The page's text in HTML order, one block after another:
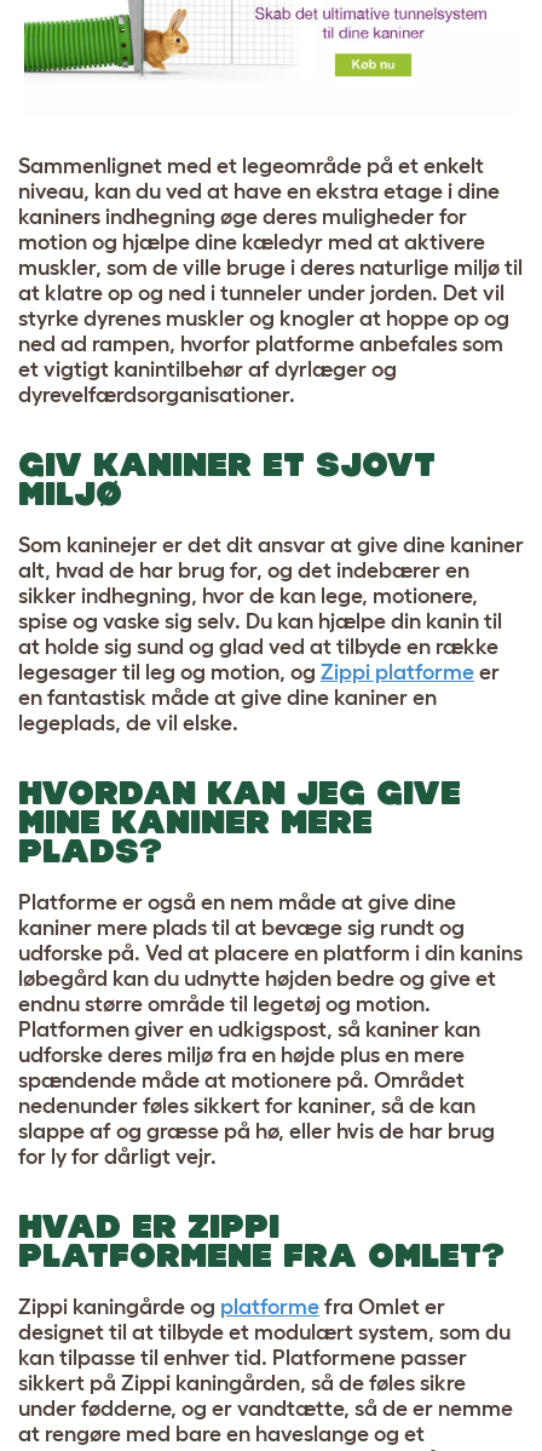
Sammenlignet med et legeområde på et enkelt
niveau, kan du ved at have en ekstra etage i dine
kaniners indhegning øge deres muligheder for
motion og hjælpe dine kæledyr med at aktivere
muskler, som de ville bruge i deres naturlige miljø til
at klatre op og ned i tunneler under jorden. Det vil
styrke dyrenes muskler og knogler at hoppe op og
ned ad rampen, hvorfor platforme anbefales som
et vigtigt kanintilbehør af dyrlæger og
dyrevelfærdsorganisationer.
GIV KANINER ET SJOVT
MILJØ
Som kaninejer er det dit ansvar at give dine kaniner
alt, hvad de har brug for, og det indebærer en
sikker indhegning, hvor de kan lege, motionere,
spise og vaske sig selv. Du kan hjælpe din kanin til
at holde sig sund og glad ved at tilbyde en række
legesager til leg og motion, og Zippi platforme er
en fantastisk måde at give dine kaniner en
legeplads, de vil elske.
HVORDAN KAN JEG GIVE
MINE KANINER MERE
PLADS?
Platforme er også en nem måde at give dine
kaniner mere plads til at bevæge sig rundt og
udforske på. Ved at placere en platform i din kanins
løbegård kan du udnytte højden bedre og give et
endnu større område til legetøj og motion.
Platformen giver en udkigspost, så kaniner kan
udforske deres miljø fra en højde plus en mere
spændende måde at motionere på. Området
nedenunder føles sikkert for kaniner, så de kan
slappe af og græsse på hø, eller hvis de har brug
for ly for dårligt vejr.
HVAD ER ZIPPI
PLATFORMENE FRA OMLET?
Zippi kaningårde og platforme fra Omlet er
designet til at tilbyde et modulært system, som du
kan tilpasse til enhver tid. Platformene passer
sikkert på Zippi kaningården, så de føles sikre
under fødderne, og er vandtætte, så de er nemme
at rengøre med bare en haveslange og et